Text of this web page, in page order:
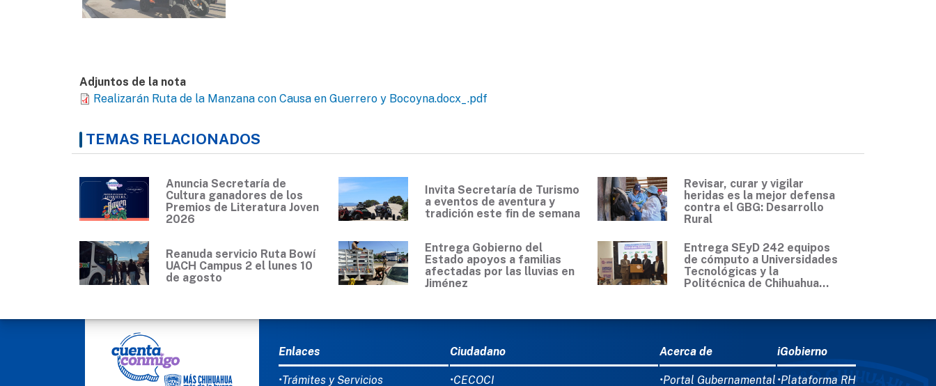
Adjuntos de la nota
Realizarán Ruta de la Manzana con Causa en Guerrero y Bocoyna.docx_.pdf
TEMAS RELACIONADOS
Anuncia Secretaría de
Cultura ganadores de los
Premios de Literatura Joven
2026
Invita Secretaría de Turismo
a eventos de aventura y
tradición este fin de semana
Revisar, curar y vigilar
heridas es la mejor defensa
contra el GBG: Desarrollo
Rural
Reanuda servicio Ruta Bowí
UACH Campus 2 el lunes 10
de agosto
Entrega Gobierno del
Estado apoyos a familias
afectadas por las lluvias en
Jiménez
Entrega SEyD 242 equipos
de cómputo a Universidades
Tecnológicas y la
Politécnica de Chihuahua...
MENÚ DEL PIE
Enlaces
•Trámites y Servicios
Ciudadano
•CECOCI
Acerca de
•Portal Gubernamental
iGobierno
•Plataforma RH